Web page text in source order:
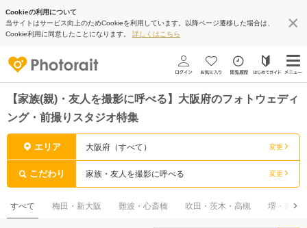
Cookieの利用について
当サイトはサービス向上のためCookieを利用しています。以降ページ遷移した場合は、
Cookie利用に同意したことになります。 詳しくはこちら
【家族(親)・友人を撮影に呼べる】大阪府のフォトウェディ
ング・前撮りスタジオ特集
エリア 大阪府（すべて） 変更
こだわり 家族・友人を撮影に呼べる 変更
すべて 梅田・新大阪 難波・心斎橋 吹田・茨木・高槻 堺・泉佐